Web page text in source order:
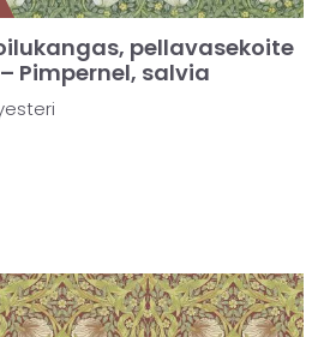
pellavasekoite
Pimpernel, salvia